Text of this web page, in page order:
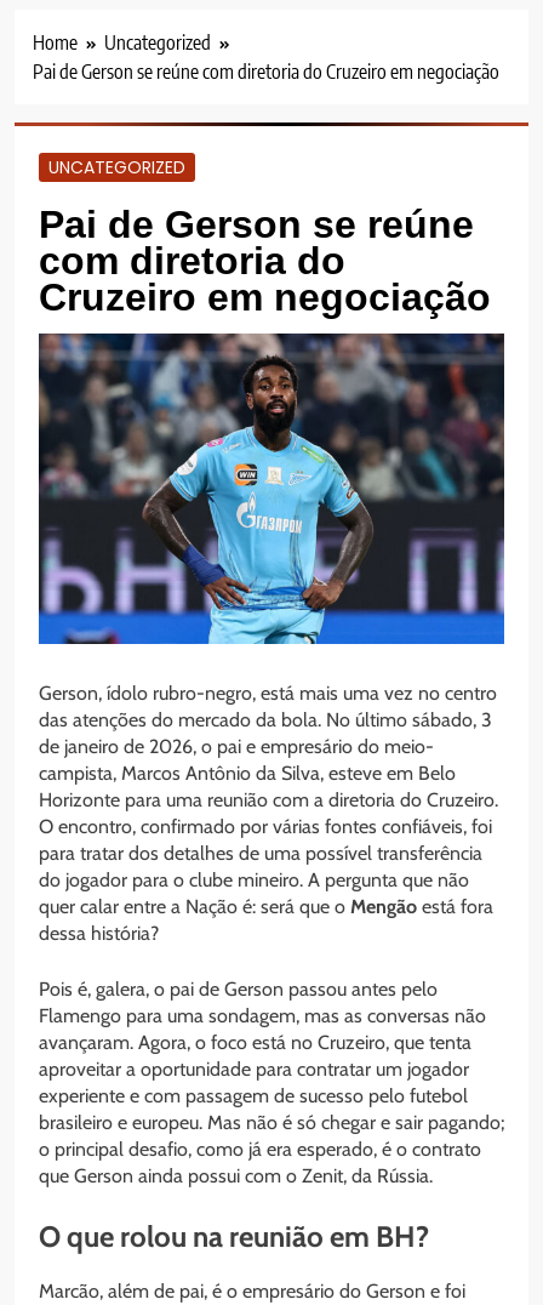
Home
Uncategorized
Pai de Gerson se reúne com diretoria do Cruzeiro em negociação
UNCATEGORIZED
Pai de Gerson se reúne
com diretoria do
Cruzeiro em negociação
Gerson, ídolo rubro-negro, está mais uma vez no centro
das atenções do mercado da bola. No último sábado, 3
de janeiro de 2026, o pai e empresário do meio-
campista, Marcos Antônio da Silva, esteve em Belo
Horizonte para uma reunião com a diretoria do Cruzeiro.
O encontro, confirmado por várias fontes confiáveis, foi
para tratar dos detalhes de uma possível transferência
do jogador para o clube mineiro. A pergunta que não
quer calar entre a Nação é: será que o Mengão está fora
dessa história?
Pois é, galera, o pai de Gerson passou antes pelo
Flamengo para uma sondagem, mas as conversas não
avançaram. Agora, o foco está no Cruzeiro, que tenta
aproveitar a oportunidade para contratar um jogador
experiente e com passagem de sucesso pelo futebol
brasileiro e europeu. Mas não é só chegar e sair pagando;
o principal desafio, como já era esperado, é o contrato
que Gerson ainda possui com o Zenit, da Rússia.
O que rolou na reunião em BH?
Marcão, além de pai, é o empresário do Gerson e foi